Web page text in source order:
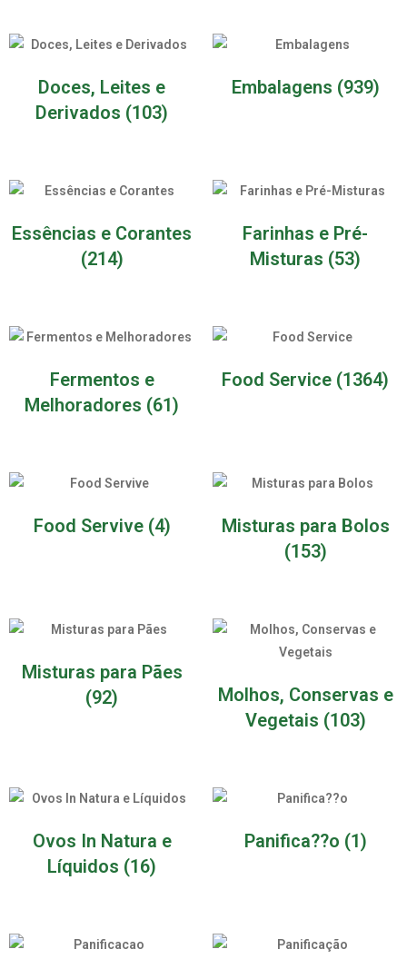
Doces, Leites e
Derivados (103)
Embalagens (939)
Essências e Corantes
(214)
Farinhas e Pré-
Misturas (53)
Fermentos e
Melhoradores (61)
Food Service (1364)
Food Servive (4)
Misturas para Bolos
(153)
Misturas para Pães
(92)
Molhos, Conservas e
Vegetais (103)
Ovos In Natura e
Líquidos (16)
Panifica??o (1)